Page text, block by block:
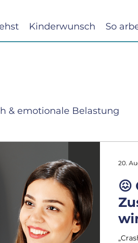
Kinderwunsch So
& emotionale Belastung
Ängste & Nervensystem
Selbstwert &
😖
20.